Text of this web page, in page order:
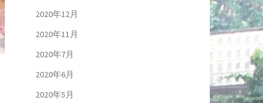
2020年12月
2020年11月
2020年7月
2020年6月
2020年5月